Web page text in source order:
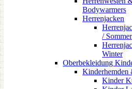
Bodywarmers
Herrenjacken
/ Sommer
Winter
Oberbekleidung
Kinderhemden
Kinder